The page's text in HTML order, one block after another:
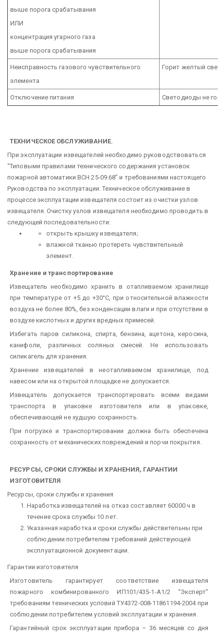
выше порога срабатывания
ИЛИ
концентрация угарного газа
выше порога срабатывания
Неисправность газового чувствительного
элемента
Горит желтый
Отключение питания Светодиоды не
ТЕХНИЧЕСКОЕ ОБСЛУЖИВАНИЕ.
При эксплуатации извещателей необходимо руководствоваться
“Типовыми правилами технического содержания установок
пожарной автоматики ВСН 25-09.68” и требованиями настоящего
Руководства по эксплуатации. Техническое обслуживание в
процессе эксплуатации извещателя состоит из очистки узлов
извещателя. Очистку узлов извещателя необходимо проводить в
следующей последовательности:
открыть крышку извещателя;
влажной тканью протереть чувствительный
элемент.
Хранение и транспортирование
Извещатель необходимо хранить в отапливаемом хранилище
при температуре от +5 до +30°С, при относительной влажности
воздуха не более 80%, без конденсации влаги и при отсутствии в
воздухе кислотных и других вредных примесей.
Избегать паров силикона, спирта, бензина, ацетона, керосина,
канифоли, различных соляных смесей. Не использовать
силикагель для хранения.
Хранение извещателей в неотапливаемом хранилище, под
навесом или на открытой площадке не допускается.
Извещатель допускается транспортировать всеми видами
транспорта в упаковке изготовителя или в упаковке,
обеспечивающей не худшую сохранность.
При погрузке и транспортировании должна быть обеспечена
сохранность от механических повреждений и порчи покрытия.
РЕСУРСЫ, СРОКИ СЛУЖБЫ И ХРАНЕНИЯ, ГАРАНТИИ
ИЗГОТОВИТЕЛЯ
Ресурсы, сроки службы и хранения
Наработка извещателей на отказ составляет 60000 ч в
течение срока службы 10 лет.
Указанная наработка и сроки службы действительны при
соблюдении потребителем требований действующей
эксплуатационной документации.
Гарантии изготовителя
Изготовитель гарантирует соответствие извещателя
пожарного комбинированного ИП101/435-1-А1/2 “Эксперт”
требованиям технических условий ТУ4372-008-11861194-2004 при
соблюдении потребителем условий эксплуатации и хранения.
Гарантийный срок эксплуатации прибора – 36 месяцев со дня